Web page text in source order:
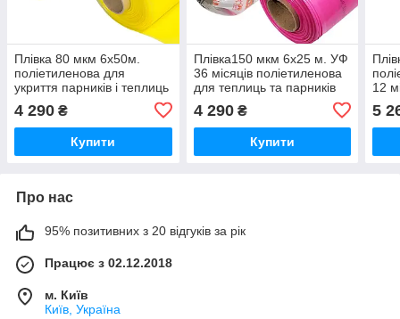
Плівка 80 мкм 6х50м.
поліетиленова для
укриття парників і теплиць
4 290 ₴
Купити
Плівка150 мкм 6х25 м. УФ
36 місяців поліетиленова
для теплиць та парників
4 290₴
Купити
12
5
Про нас
95% позитивних з 20 відгуків за рік
Працює з 02.12.2018
м. Київ
Київ, Україна